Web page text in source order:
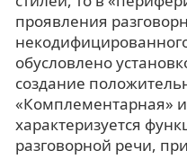
проявления
обусловлено
создание
«Комплементарная»
характеризуется
разговорной речи,